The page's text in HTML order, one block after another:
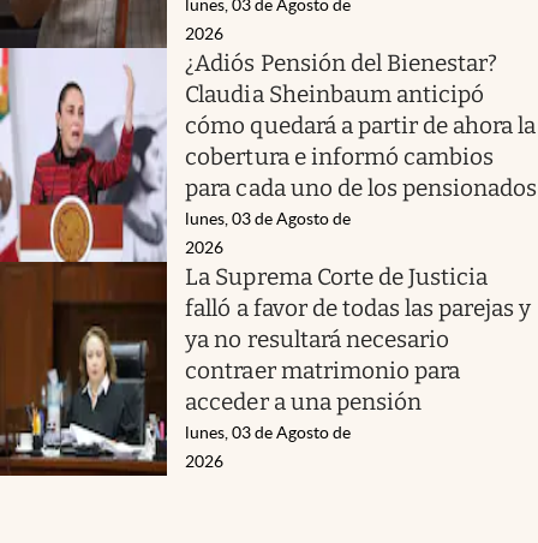
lunes, 03 de Agosto de
2026
¿Adiós Pensión del Bienestar?
Claudia Sheinbaum anticipó
cómo quedará a partir de ahora la
cobertura e informó cambios
para cada uno de los pensionados
lunes, 03 de Agosto de
2026
La Suprema Corte de Justicia
falló a favor de todas las parejas y
ya no resultará necesario
contraer matrimonio para
acceder a una pensión
lunes, 03 de Agosto de
2026